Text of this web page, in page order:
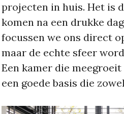
projecten in huis. Het is
komen na een drukke
focussen we ons direct
maar de echte sfeer
Een kamer die
een goede basis die